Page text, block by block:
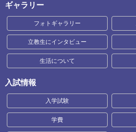
ギャラリー
フォトギャラリー
立教生にインタビュー
生活について
入試情報
入学試験
学費